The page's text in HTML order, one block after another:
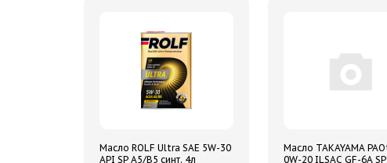
Масло ROLF Ultra SAE 5W-30
API SP A5/B5 синт. 4л
Масло TAKAYAMA
0W-20 ILSAC GF-6A